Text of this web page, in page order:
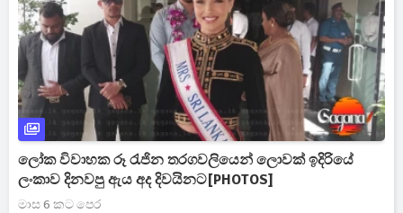
ලෝක විවාහක රූ රැජින තරගවලියෙන් ලොවක් ඉදිරියේ
ලංකාව දිනවපු ඇය අද දිවයිනට[PHOTOS]
මාස 6 කට පෙර